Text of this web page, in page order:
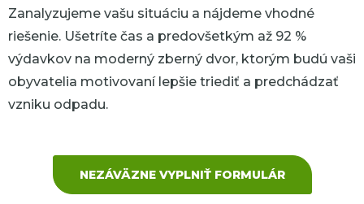
Zanalyzujeme vašu situáciu a nájdeme vhodné
riešenie. Ušetríte čas a predovšetkým až 92 %
výdavkov na moderný zberný dvor, ktorým budú vaši
obyvatelia motivovaní lepšie triediť a predchádzať
vzniku odpadu.
NEZÁVÄZNE VYPLNIŤ FORMULÁR